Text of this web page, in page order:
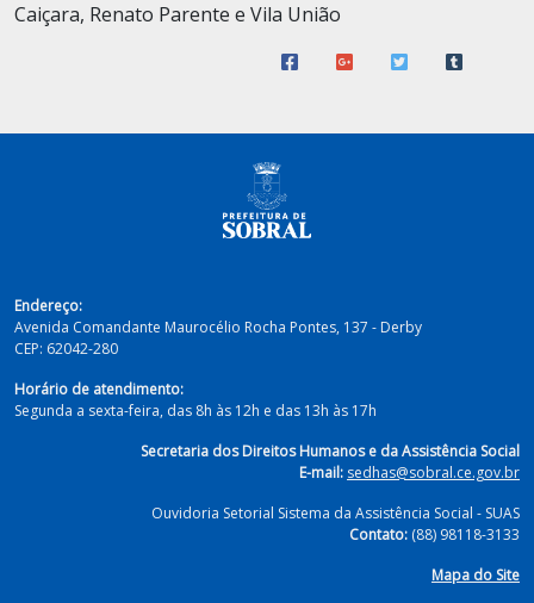
Caiçara, Renato Parente e Vila União
Endereço:
Avenida Comandante Maurocélio Rocha Pontes, 137 - Derby
CEP: 62042-280
Horário de atendimento:
Segunda a sexta-feira, das 8h às 12h e das 13h às 17h
Secretaria dos Direitos Humanos e da Assistência Social
E-mail: sedhas@sobral.ce.gov.br
Ouvidoria Setorial Sistema da Assistência Social - SUAS
Contato: (88) 98118-3133
Mapa do Site